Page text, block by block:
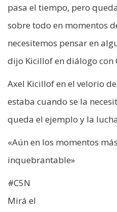
pasa el tiempo, pero
sobre todo en momentos
necesitemos pensar en
dijo Kicillof en diálogo con
Axel Kicillof en el velorio
estaba cuando se la
queda el ejemplo y la
«Aún en los momentos
inquebrantable»
#C5N
Mirá el